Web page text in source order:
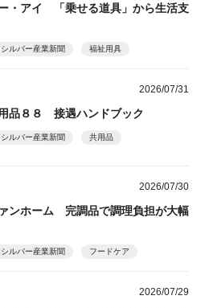
・アイ 「乗せる道具」から生活支
シルバー産業新聞 福祉用具
2026/07/31
品８８ 接遇ハンドブック
シルバー産業新聞 共用品
2026/07/30
ンホーム 完調品で調理負担が大幅
シルバー産業新聞 フードケア
2026/07/29